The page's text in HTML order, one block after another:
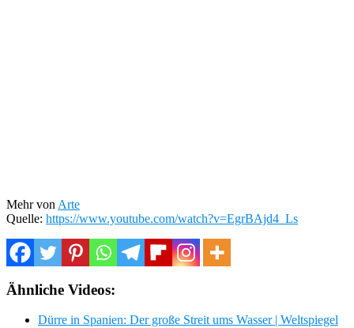
Mehr von Arte
Quelle: https://www.youtube.com/watch?v=EgrBAjd4_Ls
Ähnliche Videos:
Dürre in Spanien: Der große Streit ums Wasser | Weltspiegel